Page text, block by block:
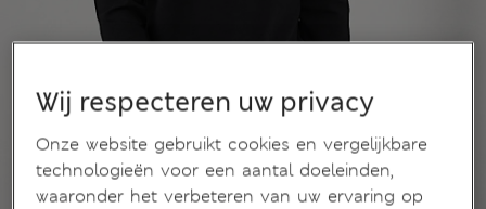
Wij respecteren uw privacy
Onze website gebruikt cookies en vergelijkbare
technologieën voor een aantal doeleinden,
waaronder het verbeteren van uw ervaring op